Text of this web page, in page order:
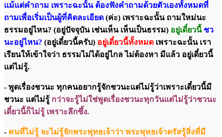
แม้แต่คำถาม เพราะฉะนั้น ต้องฟังคำถามด้วยตัวเองทั้งหมดที่
ถามเพื่อเริ่มเป็นผู้ที่คิดละเอียด (ค่ะ) เพราะฉะนั้น ถามใหม่นะ
ธรรมอยู่ไหน? (อยู่ปัจจุบัน เช่นเห็น เห็นเป็นธรรม) อยู่เดี๋ยวนี้ ชว
นะอยู่ไหน? (อยู่เดี๋ยวนี้ครับ) อยู่เดี๋ยวนี้ทั้งหมด เพราะฉะนั้น เรา
เรียนให้เข้าใจว่า ธรรมไม่ได้อยู่ไกล ไม่ต้องหา มีแล้ว อยู่เดี๋ยวนี้
แต่ไม่รู้.
- พูดเรื่องชวนะ ทุกคนอยากรู้จักชวนะแต่ไม่รู้ว่าเพราะเดี๋ยวนี้มี
ชวนะ แต่ไม่รู้ กว่าจะรู้ไม่ใช่พูดเรื่องชวนะทุกวันแต่ไม่รู้ว่าชวนะ
เดี๋ยวนี้ก็ไม่รู้ เพราะลึกซึ้ง.
- คนที่ไม่รู้ จะไม่รู้จักพระพุทธเจ้าว่า พระพุทธเจ้าตรัสรู้สิ่งที่มี